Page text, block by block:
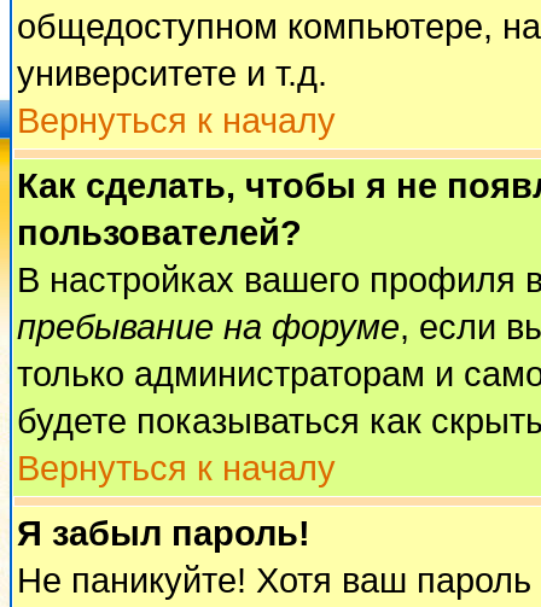
общедоступном компьютере,
университете и т.д.
Вернуться к началу
Как сделать, чтобы я не
пользователей?
В настройках вашего профиля
пребывание на форуме, если
только администраторам и
будете показываться как
Вернуться к началу
Я забыл пароль!
Не паникуйте! Хотя ваш